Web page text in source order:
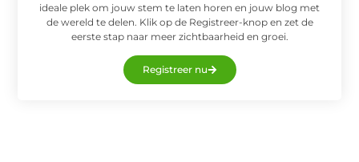
ideale plek om jouw stem te laten horen en jouw blog met
de wereld te delen. Klik op de Registreer-knop en zet de
eerste stap naar meer zichtbaarheid en groei.
Registreer nu